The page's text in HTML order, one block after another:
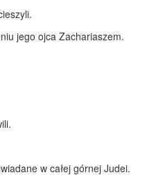
jego ojca Zachariaszem.
w całej górnej Judei.